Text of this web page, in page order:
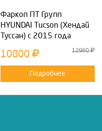
Фаркоп ПТ Групп
HYUNDAI Tucson (Хендай
Туссан) с 2015 года
10800 12960
Подробнее